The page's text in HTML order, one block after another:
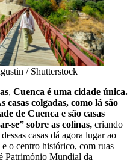
/ Shutterstock
, Cuenca é uma cidade única.
casas colgadas, como lá são
de Cuenca e são casas
se” sobre as colinas, criando
casas dá agora lugar ao
o centro histórico, com ruas
Património Mundial da